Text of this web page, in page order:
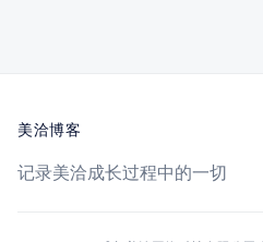
美洽博客
记录美洽成长过程中的一切